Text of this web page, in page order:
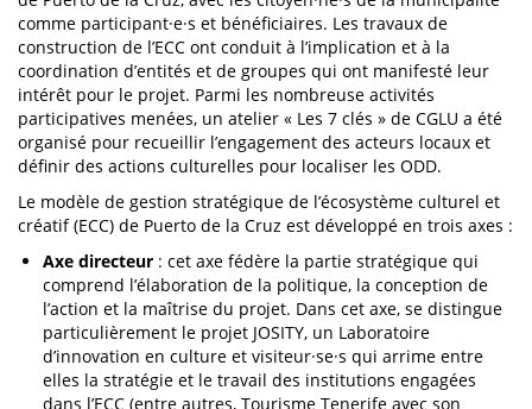
comme participant·e·s et bénéficiaires. Les travaux de
construction de l’ECC ont conduit à l’implication et à la
coordination d’entités et de groupes qui ont manifesté leur
intérêt pour le projet. Parmi les nombreuse activités
participatives menées, un atelier « Les 7 clés » de CGLU a été
organisé pour recueillir l’engagement des acteurs locaux et
définir des actions culturelles pour localiser les ODD.
Le modèle de gestion stratégique de l’écosystème culturel et
créatif (ECC) de Puerto de la Cruz est développé en trois axes :
Axe directeur : cet axe fédère la partie stratégique qui
comprend l’élaboration de la politique, la conception de
l’action et la maîtrise du projet. Dans cet axe, se distingue
particulièrement le projet JOSITY, un Laboratoire
d’innovation en culture et visiteur·se·s qui arrime entre
elles la stratégie et le travail des institutions engagées
dans l’ECC (entre autres, Tourisme Tenerife avec son